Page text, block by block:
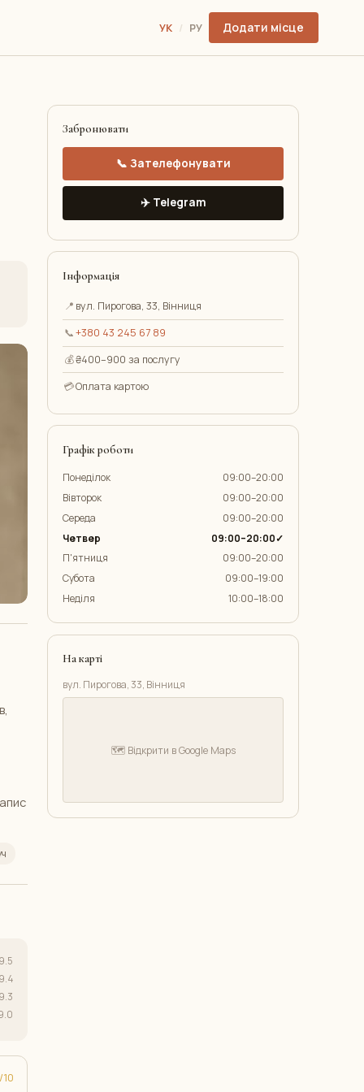
УК / РУ Додати місце
9.5
9.4
9.3
Забронювати
📞 Зателефонувати
✈️ Telegram
Інформація
📍 вул. Пирогова, 33, Вінниця
📞+380 43 245 67 89
💰₴400–900 за послугу
💳Оплата картою
Графік роботи
Понеділок
09:00–20:00
Вівторок
09:00–20:00
Середа
09:00–20:00
Четвер
09:00–20:00✓
П'ятниця
09:00–20:00
Субота
09:00–19:00
Неділя
10:00–18:00
На карті
вул. Пирогова, 33, Вінниця
🗺️ Відкрити в Google Maps